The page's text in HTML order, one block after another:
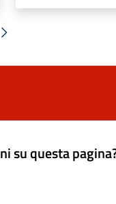
Successiva »
su questa